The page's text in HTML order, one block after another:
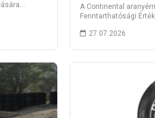
A Continental
Fenntarthatósági
27.07.2026